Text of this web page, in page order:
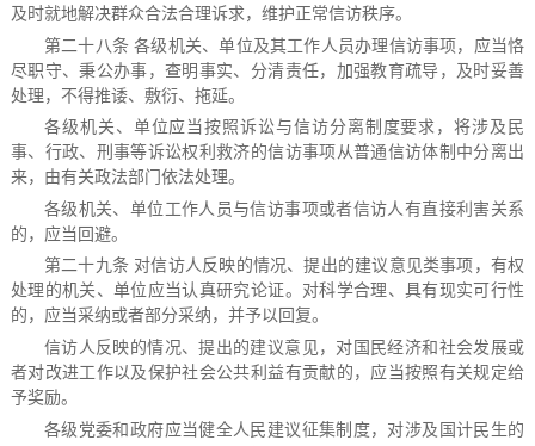
及时就地解决群众合法合理诉求，维护正常信访秩序。
第二十八条 各级机关、单位及其工作人员办理信访事项，应当恪
尽职守、秉公办事，查明事实、分清责任，加强教育疏导，及时妥善
处理，不得推诿、敷衍、拖延。
各级机关、单位应当按照诉讼与信访分离制度要求，将涉及民
事、行政、刑事等诉讼权利救济的信访事项从普通信访体制中分离出
来，由有关政法部门依法处理。
各级机关、单位工作人员与信访事项或者信访人有直接利害关系
的，应当回避。
第二十九条 对信访人反映的情况、提出的建议意见类事项，有权
处理的机关、单位应当认真研究论证。对科学合理、具有现实可行性
的，应当采纳或者部分采纳，并予以回复。
信访人反映的情况、提出的建议意见，对国民经济和社会发展或
者对改进工作以及保护社会公共利益有贡献的，应当按照有关规定给
予奖励。
各级党委和政府应当健全人民建议征集制度，对涉及国计民生的